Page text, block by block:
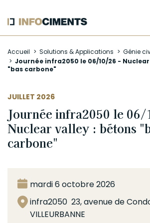
au
contenu
Accueil Solutions & Applications
Génie
Journée infra2050 le 06/10/26 -
"bas carbone"
JUILLET 2026
Journée infra2050 le
Nuclear valley : bétons
carbone"
mardi 6 octobre 2026
infra2050 23, avenue de
VILLEURBANNE